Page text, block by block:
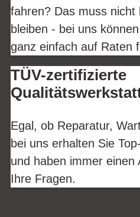
fahren? Das muss nicht
bleiben - bei uns
ganz einfach auf Raten
TÜV-zertifizierte
Egal, ob Reparatur,
bei uns erhalten Sie
und haben immer einen
Ihre Fragen.